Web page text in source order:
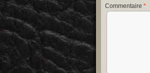
Commentaire *